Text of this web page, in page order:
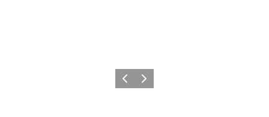
Precedente
Avanti